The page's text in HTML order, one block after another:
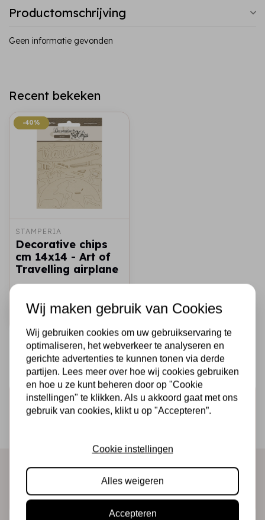
Productomschrijving
Geen informatie gevonden
Recent bekeken
-40%
-40%
STAMPERIA
Decorative chips
cm 14x14 - Art of
Travelling airplane
Snel toevoegen
Schrijf je in voor de nieuwsbrief
Wij maken gebruik van Cookies
Wij gebruiken cookies om uw gebruikservaring te
optimaliseren, het webverkeer te analyseren en
gerichte advertenties te kunnen tonen via derde
partijen. Lees meer over hoe wij cookies gebruiken
en hoe u ze kunt beheren door op "Cookie
instellingen" te klikken. Als u akkoord gaat met ons
gebruik van cookies, klikt u op "Accepteren”.
Cookie instellingen
Alles weigeren
Accepteren